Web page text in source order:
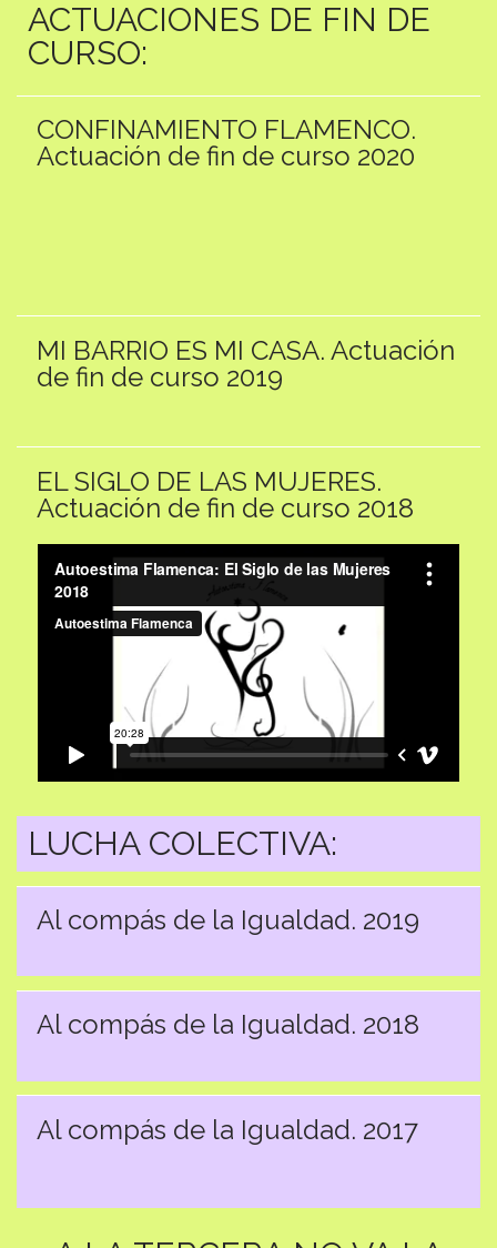
ACTUACIONES DE FIN DE
CURSO:
CONFINAMIENTO FLAMENCO.
Actuación de fin de curso 2020
MI BARRIO ES MI CASA. Actuación
de fin de curso 2019
EL SIGLO DE LAS MUJERES.
Actuación de fin de curso 2018
LUCHA COLECTIVA:
Al compás de la Igualdad. 2019
Al compás de la Igualdad. 2018
Al compás de la Igualdad. 2017